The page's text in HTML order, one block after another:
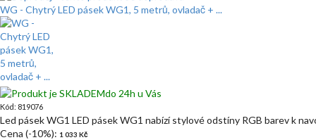
WG - Chytrý LED pásek WG1, 5 metrů, ovladač + ...
do 24h u Vás
Kód: 819076
Led pásek WG1 LED pásek WG1 nabízí stylové odstíny RGB barev k
Cena (-10%): 1 033 Kč